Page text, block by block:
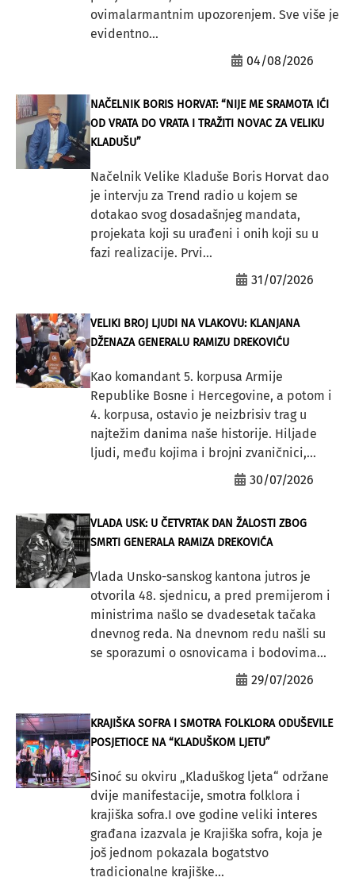
ovimalarmantnim upozorenjem. Sve više je
evidentno...
04/08/2026
NAČELNIK BORIS HORVAT: “NIJE ME SRAMOTA IĆI
OD VRATA DO VRATA I TRAŽITI NOVAC ZA VELIKU
KLADUŠU”
Načelnik Velike Kladuše Boris Horvat dao
je intervju za Trend radio u kojem se
dotakao svog dosadašnjeg mandata,
projekata koji su urađeni i onih koji su u
fazi realizacije. Prvi...
31/07/2026
VELIKI BROJ LJUDI NA VLAKOVU: KLANJANA
DŽENAZA GENERALU RAMIZU DREKOVIĆU
Kao komandant 5. korpusa Armije
Republike Bosne i Hercegovine, a potom i
4. korpusa, ostavio je neizbrisiv trag u
najtežim danima naše historije. Hiljade
ljudi, među kojima i brojni zvaničnici,...
30/07/2026
VLADA USK: U ČETVRTAK DAN ŽALOSTI ZBOG
SMRTI GENERALA RAMIZA DREKOVIĆA
Vlada Unsko-sanskog kantona jutros je
otvorila 48. sjednicu, a pred premijerom i
ministrima našlo se dvadesetak tačaka
dnevnog reda. Na dnevnom redu našli su
se sporazumi o osnovicama i bodovima...
29/07/2026
KRAJIŠKA SOFRA I SMOTRA FOLKLORA ODUŠEVILE
POSJETIOCE NA “KLADUŠKOM LJETU”
Sinoć su okviru „Kladuškog ljeta“ održane
dvije manifestacije, smotra folklora i
krajiška sofra.I ove godine veliki interes
građana izazvala je Krajiška sofra, koja je
još jednom pokazala bogatstvo
tradicionalne krajiške...